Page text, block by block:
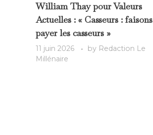
William Thay pour Valeurs
Actuelles : « Casseurs : faisons
payer les casseurs »
11 juin 2026 by Redaction Le
Millénaire